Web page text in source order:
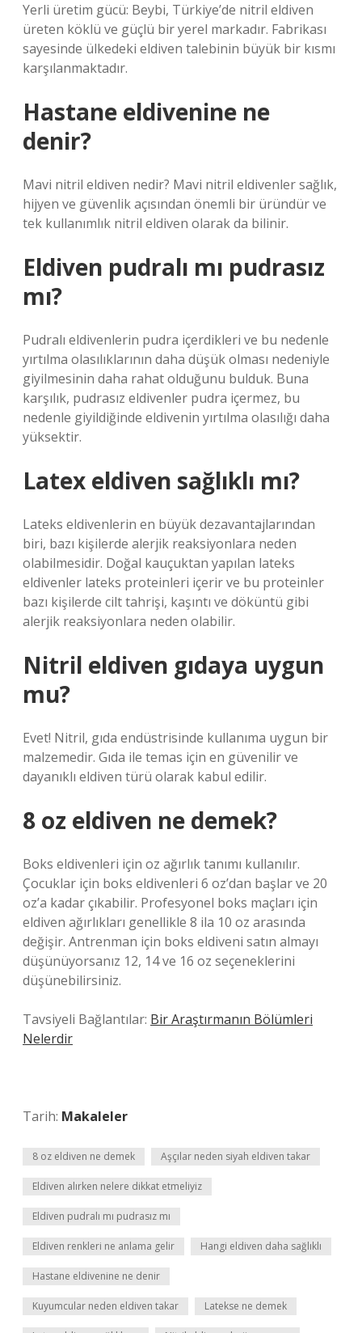
Yerli üretim gücü: Beybi, Türkiye’de nitril eldiven
üreten köklü ve güçlü bir yerel markadır. Fabrikası
sayesinde ülkedeki eldiven talebinin büyük bir kısmı
karşılanmaktadır.
Hastane eldivenine ne
denir?
Mavi nitril eldiven nedir? Mavi nitril eldivenler sağlık,
hijyen ve güvenlik açısından önemli bir üründür ve
tek kullanımlık nitril eldiven olarak da bilinir.
Eldiven pudralı mı pudrasız
mı?
Pudralı eldivenlerin pudra içerdikleri ve bu nedenle
yırtılma olasılıklarının daha düşük olması nedeniyle
giyilmesinin daha rahat olduğunu bulduk. Buna
karşılık, pudrasız eldivenler pudra içermez, bu
nedenle giyildiğinde eldivenin yırtılma olasılığı daha
yüksektir.
Latex eldiven sağlıklı mı?
Lateks eldivenlerin en büyük dezavantajlarından
biri, bazı kişilerde alerjik reaksiyonlara neden
olabilmesidir. Doğal kauçuktan yapılan lateks
eldivenler lateks proteinleri içerir ve bu proteinler
bazı kişilerde cilt tahrişi, kaşıntı ve döküntü gibi
alerjik reaksiyonlara neden olabilir.
Nitril eldiven gıdaya uygun
mu?
Evet! Nitril, gıda endüstrisinde kullanıma uygun bir
malzemedir. Gıda ile temas için en güvenilir ve
dayanıklı eldiven türü olarak kabul edilir.
8 oz eldiven ne demek?
Boks eldivenleri için oz ağırlık tanımı kullanılır.
Çocuklar için boks eldivenleri 6 oz’dan başlar ve 20
oz’a kadar çıkabilir. Profesyonel boks maçları için
eldiven ağırlıkları genellikle 8 ila 10 oz arasında
değişir. Antrenman için boks eldiveni satın almayı
düşünüyorsanız 12, 14 ve 16 oz seçeneklerini
düşünebilirsiniz.
Tavsiyeli Bağlantılar: Bir Araştırmanın Bölümleri
Nelerdir
Tarih: Makaleler
8 oz eldiven ne demek Aşçılar neden siyah eldiven takar
Eldiven alırken nelere dikkat etmeliyiz
Eldiven pudralı mı pudrasız mı
Eldiven renkleri ne anlama gelir Hangi eldiven daha sağlıklı
Hastane eldivenine ne denir
Kuyumcular neden eldiven takar Latekse ne demek